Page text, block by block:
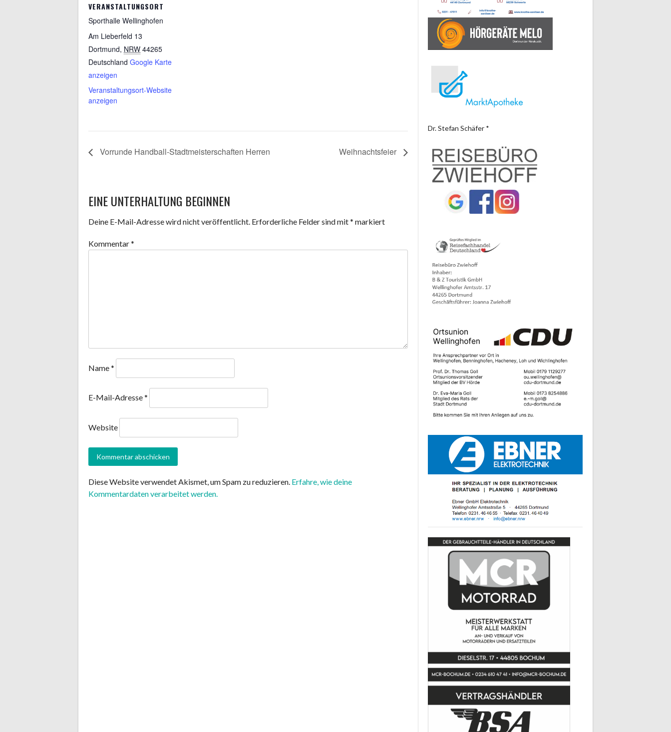
VERANSTALTUNGSORT
Sporthalle Wellinghofen
Am Lieberfeld 13
Dortmund, NRW 44265
Deutschland Google Karte
anzeigen
Veranstaltungsort-Website
anzeigen
Vorrunde Handball-Stadtmeisterschaften Herren Weihnachtsfeier
EINE UNTERHALTUNG BEGINNEN
Deine E-Mail-Adresse wird nicht veröffentlicht. Erforderliche Felder sind mit* markiert
Kommentar*
Name*
E-Mail-Adresse*
Website
Diese Website verwendet Akismet, um Spam zu reduzieren. Erfahre, wie deine
Kommentardaten verarbeitet werden.
Dr. Stefan Schäfer *